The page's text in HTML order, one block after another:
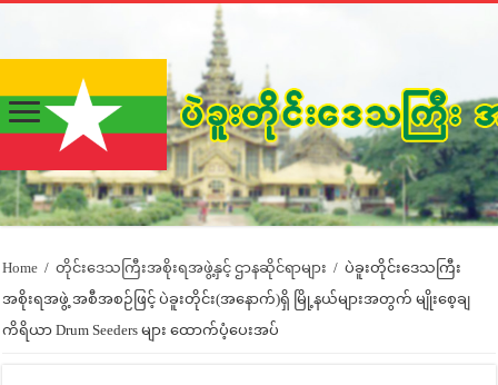
Home / တိုင်းဒေသကြီးအစိုးရအဖွဲ့နှင့် ဌာနဆိုင်ရာများ / ပဲခူးတိုင်းဒေသကြီး
အစိုးရအဖွဲ့ အစီအစဉ်ဖြင့် ပဲခူးတိုင်း(အနောက်)ရှိ မြို့နယ်များအတွက် မျိုးစေ့ချ
ကိရိယာ Drum Seeders များ ထောက်ပံ့ပေးအပ်